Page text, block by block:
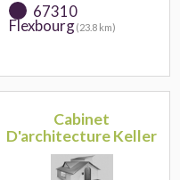
67310
Flexbourg(23.8 km)
Cabinet
D'architecture Keller